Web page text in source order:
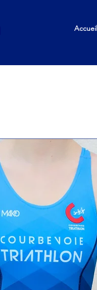
Accueil